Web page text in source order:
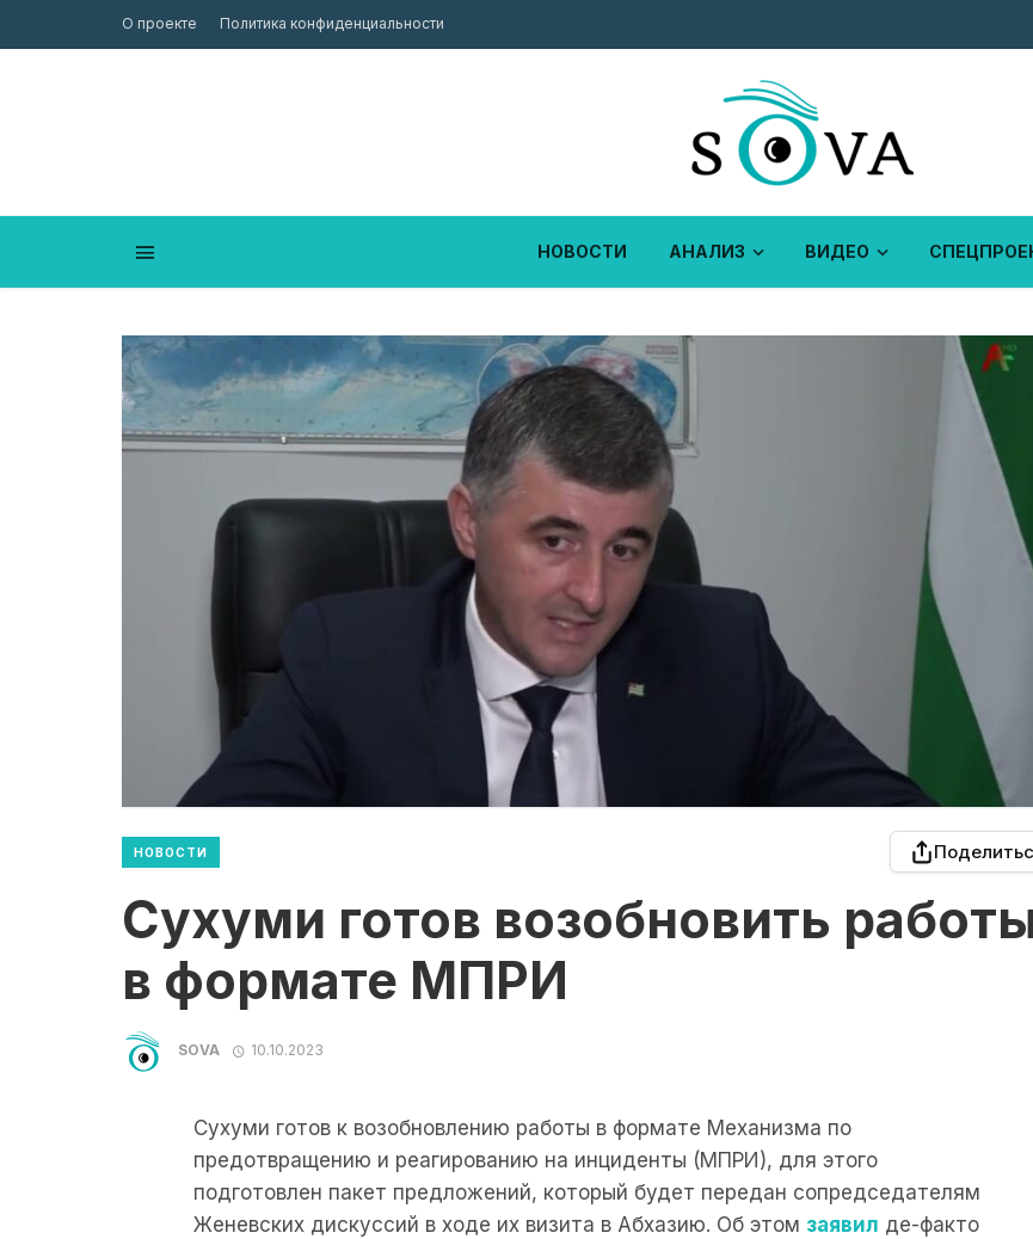
О проекте Политика конфиденциальности
НОВОСТИ АНАЛИЗ ВИДЕО
НОВОСТИ
Сухуми готов возобновить
в формате МПРИ
SOVA 10.10.2023
​Сухуми готов к возобновлению работы в формате Механизма по
предотвращению и реагированию на инциденты (МПРИ), для этого
подготовлен пакет предложений, который будет передан сопредседателям
Женевских дискуссий в ходе их визита в Абхазию. Об этом заявил де-факто